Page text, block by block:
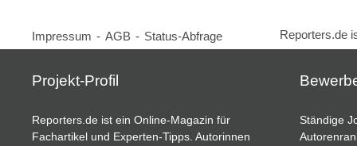
Impressum - AGB - Status-Abfrage Reporters.de
Projekt-Profil
Reporters.de ist ein Online-Magazin für
Fachartikel und Experten-Tipps. Autorinnen
Ständige